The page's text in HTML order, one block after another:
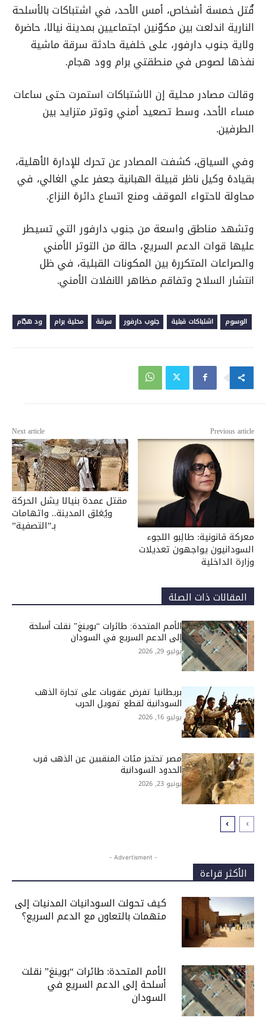
قُتل خمسة أشخاص، أمس الأحد، في اشتباكات بالأسلحة
النارية اندلعت بين مكوّنين اجتماعيين بمدينة نيالا، حاضرة
ولاية جنوب دارفور، على خلفية حادثة سرقة ماشية
نفذها لصوص في منطقتي برام وود هجام.
وقالت مصادر محلية إن الاشتباكات استمرت حتى ساعات
مساء الأحد، وسط تصعيد أمني وتوتر متزايد بين
الطرفين.
وفي السياق، كشفت المصادر عن تحرك للإدارة الأهلية،
بقيادة وكيل ناظر قبيلة الهبانية جعفر علي الغالي، في
محاولة لاحتواء الموقف ومنع اتساع دائرة النزاع.
وتشهد مناطق واسعة من جنوب دارفور التي تسيطر
عليها قوات الدعم السريع، حالة من التوتر الأمني
والصراعات المتكررة بين المكونات القبلية، في ظل
انتشار السلاح وتفاقم مظاهر الانفلات الأمني.
الوسوم اشتباكات قبلية جنوب دارفور سرقة محلية برام ود هجّام
Previous article
معركة قانونية: طالِبو اللجوء
السودانيون يواجهون تعديلات
وزارة الداخلية
Next article
مقتل عمدة بنيالا يشل الحركة
ويُغلق المدينة.. واتهامات
بـ”التصفية”
المقالات ذات الصلة
الأمم المتحدة: طائرات “بوينغ” نقلت أسلحة
إلى الدعم السريع في السودان
يوليو 29, 2026
بريطانيا تفرض عقوبات على تجارة الذهب
السودانية لقطع تمويل الحرب
يوليو 16, 2026
مصر تحتجز مئات المنقبين عن الذهب قرب
الحدود السودانية
يونيو 23, 2026
- Advertisment -
الأكثر قراءة
كيف تحولت السودانيات المدنيات إلى
متهمات بالتعاون مع الدعم السريع؟
الأمم المتحدة: طائرات “بوينغ” نقلت
أسلحة إلى الدعم السريع في
السودان